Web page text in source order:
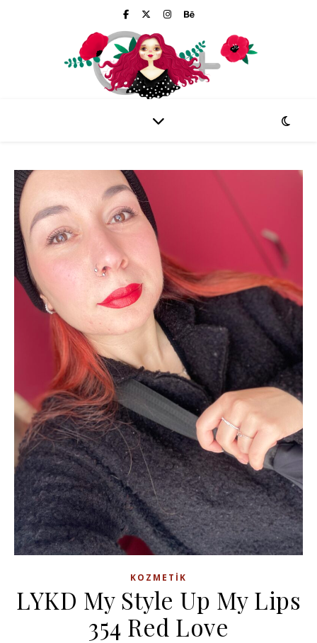
KOZMETIK
LYKD My Style Up My Lips
354 Red Love